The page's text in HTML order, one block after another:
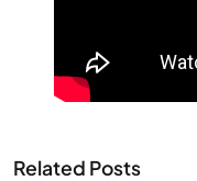
Related Posts